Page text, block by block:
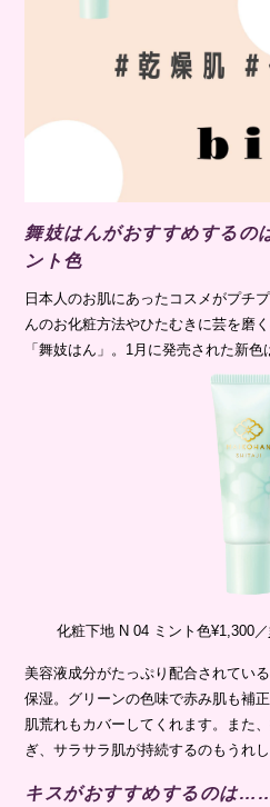
舞妓はんがおすすめする
ント色
日本人のお肌にあったコスメがプチ
んのお化粧方法やひたむきに芸を磨
「舞妓はん」。1月に発売された新色
化粧下地 N 04 ミント色¥1,300／
美容液成分がたっぷり配合されてい
保湿。グリーンの色味で赤み肌も補
肌荒れもカバーしてくれます。また
ぎ、サラサラ肌が持続するのもうれし
キスがおすすめするのは